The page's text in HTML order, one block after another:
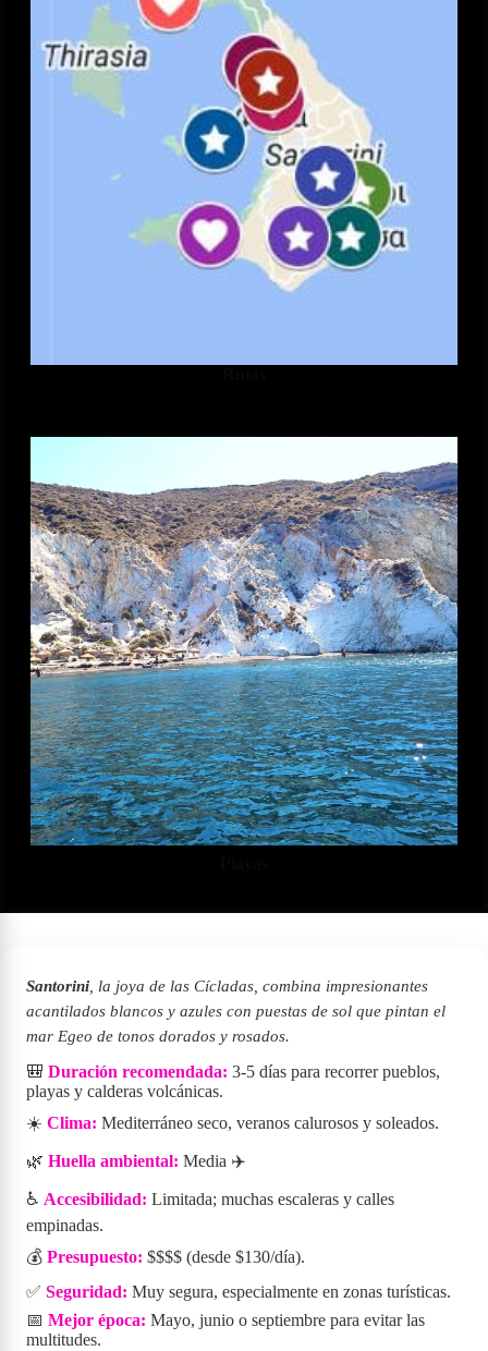
Santorini, la joya de las Cícladas, combina impresionantes
acantilados blancos y azules con puestas de sol que pintan el
mar Egeo de tonos dorados y rosados.
🎒 Duración recomendada: 3-5 días para recorrer pueblos,
playas y calderas volcánicas.
☀️ Clima: Mediterráneo seco, veranos calurosos y soleados.
🌿 Huella ambiental: Media ✈️
♿ Accesibilidad: Limitada; muchas escaleras y calles
empinadas.
💰 Presupuesto: $$$$ (desde $130/día).
✅ Seguridad: Muy segura, especialmente en zonas turísticas.
📅 Mejor época: Mayo, junio o septiembre para evitar las
multitudes.